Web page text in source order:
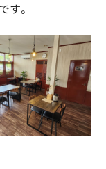
す。